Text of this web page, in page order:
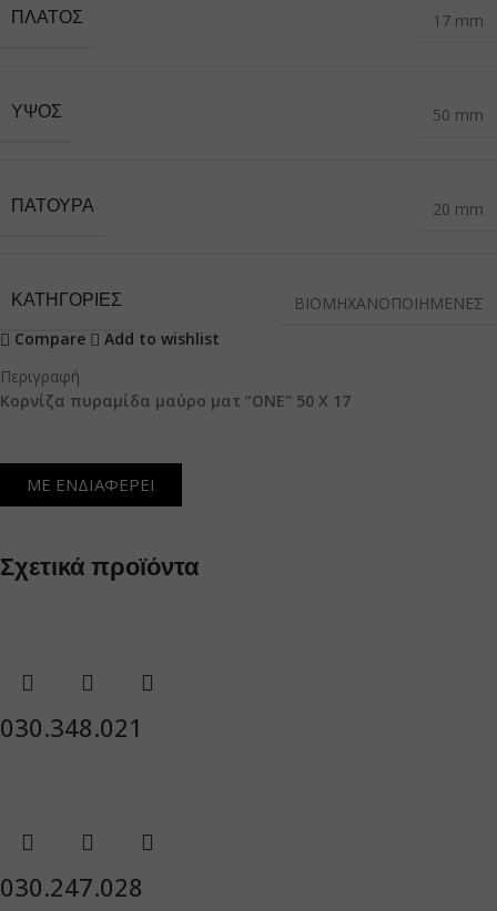
ΠΛΆΤΟΣ 17 mm
ΎΨΟΣ 50 mm
ΠΑΤΟΎΡΑ 20 mm
ΚΑΤΗΓΟΡΙΕΣ
ΒΙΟΜΗΧΑΝΟΠΟΙΗΜΕΝΕΣ
Compare
Add to wishlist
Περιγραφή
Κορνίζα πυραμίδα μαύρο ματ “ONE” 50 Χ 17
ΜΕ ΕΝΔΙΑΦΕΡΕΙ
Σχετικά προϊόντα
030.348.021
030.247.028